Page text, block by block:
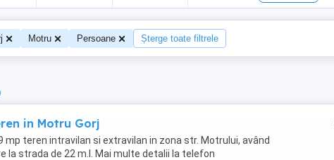
Motru Persoane Șterge toate filtrele
in Motru Gorj
mp teren intravilan si extravilan in zona str. Motrului, având
la strada de 22 m.l. Mai multe detalii la telefon